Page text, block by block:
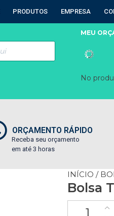
PRODUTOS EMPRESA
MEU
No
ORÇAMENTO RÁPIDO
Receba seu orçamento
em até 3 horas
INÍCIO /
Bolsa